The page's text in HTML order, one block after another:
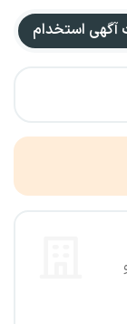
آگهی استخدام